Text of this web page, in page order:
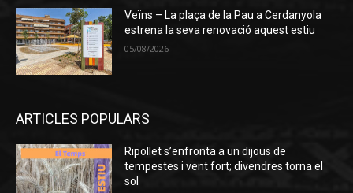
Veïns – La plaça de la Pau a Cerdanyola
estrena la seva renovació aquest estiu
05/08/2026
ARTICLES POPULARS
Ripollet s’enfronta a un dijous de
tempestes i vent fort; divendres torna el
sol